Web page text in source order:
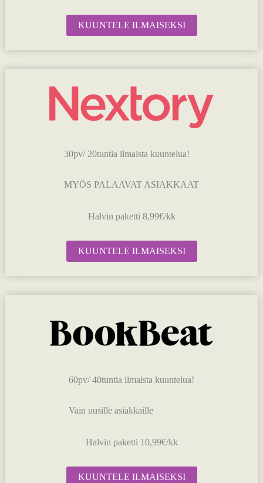
KUUNTELE ILMAISEKSI
30pv/ 20tuntia ilmaista kuuntelua!
MYÖS PALAAVAT ASIAKKAAT
Halvin paketti 8,99€/kk
KUUNTELE ILMAISEKSI
60pv/ 40tuntia ilmaista kuuntelua!
Vain uusille asiakkaille
Halvin paketti 10,99€/kk
KUUNTELE ILMAISEKSI